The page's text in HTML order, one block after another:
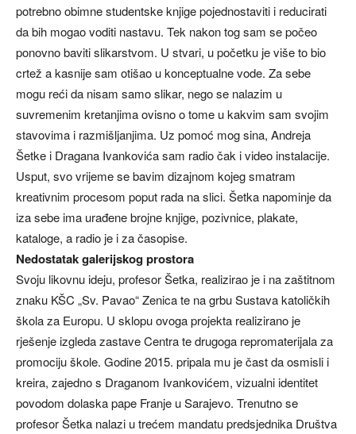
potrebno obimne studentske knjige pojednostaviti i reducirati
da bih mogao voditi nastavu. Tek nakon tog sam se počeo
ponovno baviti slikarstvom. U stvari, u početku je više to bio
crtež a kasnije sam otišao u konceptualne vode. Za sebe
mogu reći da nisam samo slikar, nego se nalazim u
suvremenim kretanjima ovisno o tome u kakvim sam svojim
stavovima i razmišljanjima. Uz pomoć mog sina, Andreja
Šetke i Dragana Ivankovića sam radio čak i video instalacije.
Usput, svo vrijeme se bavim dizajnom kojeg smatram
kreativnim procesom poput rada na slici. Šetka napominje da
iza sebe ima urađene brojne knjige, pozivnice, plakate,
kataloge, a radio je i za časopise.
Nedostatak galerijskog prostora
Svoju likovnu ideju, profesor Šetka, realizirao je i na zaštitnom
znaku KŠC „Sv. Pavao“ Zenica te na grbu Sustava katoličkih
škola za Europu. U sklopu ovoga projekta realizirano je
rješenje izgleda zastave Centra te drugoga repromaterijala za
promociju škole. Godine 2015. pripala mu je čast da osmisli i
kreira, zajedno s Draganom Ivankovićem, vizualni identitet
povodom dolaska pape Franje u Sarajevo. Trenutno se
profesor Šetka nalazi u trećem mandatu predsjednika Društva